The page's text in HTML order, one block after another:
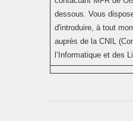
dessous. Vous
d'introduire, à tout
auprès de la CNIL
l’Informatique et des